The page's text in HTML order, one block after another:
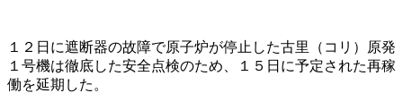
１２日に遮断器の故障で原子炉が停止した古里（コリ）原発
１号機は徹底した安全点検のため、１５日に予定された再稼
働を延期した。